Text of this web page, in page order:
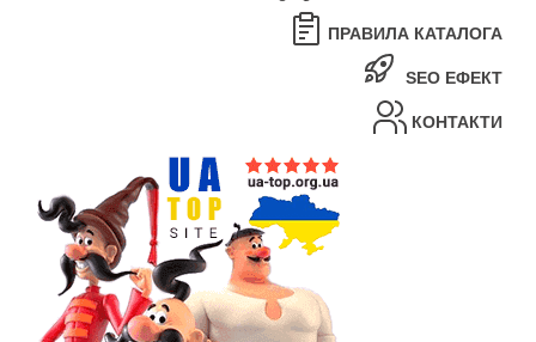
ПРАВИЛА КАТАЛОГА
SEO ЕФЕКТ
КОНТАКТИ